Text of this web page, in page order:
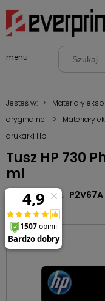
menu
Jesteś w: > Materiały
oryginalne
> Materiały
drukarki Hp
Tusz HP 730
ml
Kod produktu: P2V67A
produkt